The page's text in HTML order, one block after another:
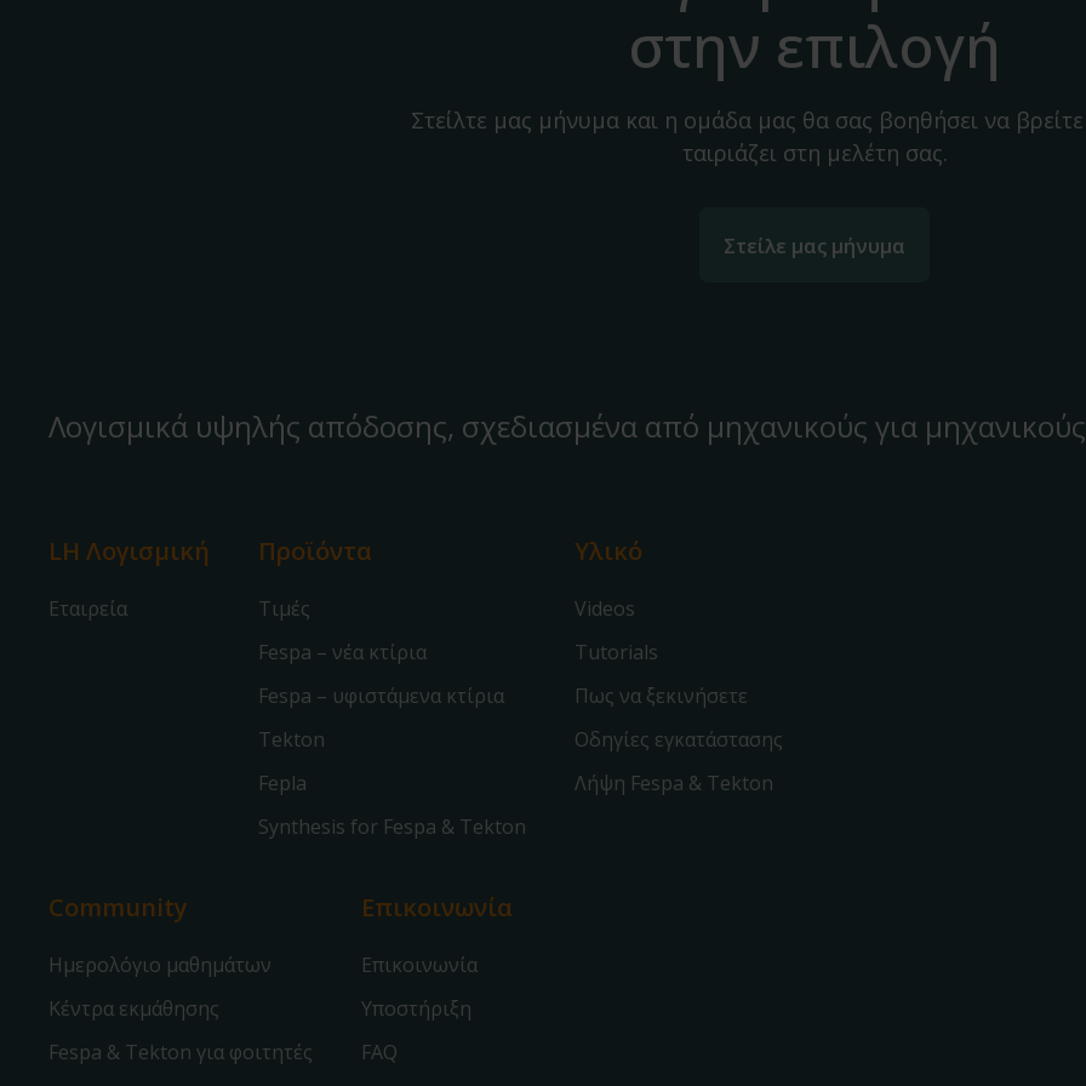
στην επιλογή
Στείλτε μας μήνυμα και η ομάδα μας θα σας βοηθήσει να
ταιριάζει στη μελέτη σας.
Στείλε μας μήνυμα
Λογισμικά υψηλής απόδοσης, σχεδιασμένα από μηχανικούς για
LH Λογισμική
Εταιρεία
Προϊόντα
Τιμές
Fespa – νέα κτίρια
Fespa – υφιστάμενα κτίρια
Tekton
Fepla
Synthesis for Fespa & Tekton
Υλικό
Videos
Tutorials
Πως να ξεκινήσετε
Οδηγίες εγκατάστασης
Λήψη Fespa & Tekton
Community
Ημερολόγιο μαθημάτων
Κέντρα εκμάθησης
Fespa & Tekton για φοιτητές
Επικοινωνία
Επικοινωνία
Υποστήριξη
FAQ